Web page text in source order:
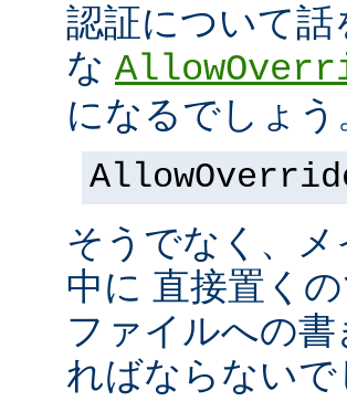
認証について
な
になるでしょう
そうでなく、
中に 直接置く
ファイルへの
ればならないで